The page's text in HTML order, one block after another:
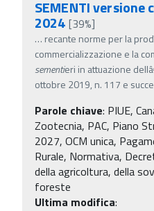
SEMENTI
2024 [39%]
… recante norme per la
commercializzazione e la
sementieri in attuazione
ottobre 2019, n. 117 e
Parole chiave: PIUE,
Zootecnia, PAC, Piano
2027, OCM unica,
Rurale, Normativa,
della agricoltura, della
foreste
Ultima modifica: